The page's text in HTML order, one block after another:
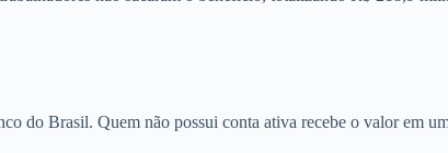
do Brasil. Quem não possui conta ativa recebe o valor em